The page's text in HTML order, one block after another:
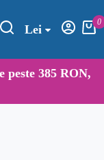
Lei
0
peste 385 RON,